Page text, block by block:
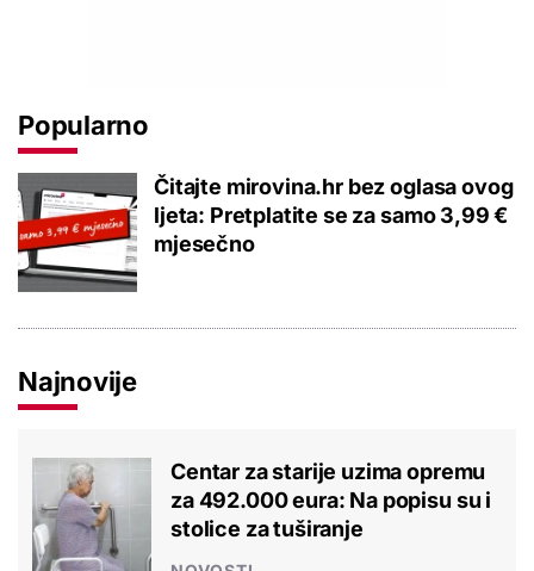
Popularno
Čitajte mirovina.hr bez oglasa ovog
ljeta: Pretplatite se za samo 3,99 €
mjesečno
Najnovije
Centar za starije uzima opremu
za 492.000 eura: Na popisu su i
stolice za tuširanje